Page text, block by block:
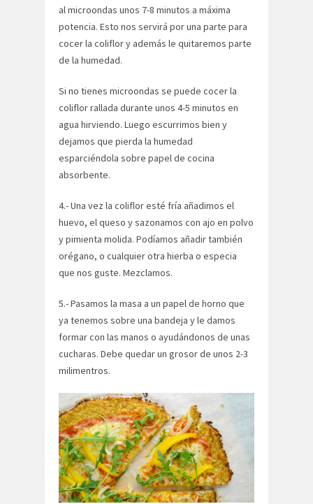
al microondas unos 7-8 minutos a máxima
potencia. Esto nos servirá por una parte para
cocer la coliflor y además le quitaremos parte
de la humedad.
Si no tienes microondas se puede cocer la
coliflor rallada durante unos 4-5 minutos en
agua hirviendo. Luego escurrimos bien y
dejamos que pierda la humedad
esparciéndola sobre papel de cocina
absorbente.
4.- Una vez la coliflor esté fría añadimos el
huevo, el queso y sazonamos con ajo en polvo
y pimienta molida. Podíamos añadir también
orégano, o cualquier otra hierba o especia
que nos guste. Mezclamos.
5.- Pasamos la masa a un papel de horno que
ya tenemos sobre una bandeja y le damos
formar con las manos o ayudándonos de unas
cucharas. Debe quedar un grosor de unos 2-3
milimentros.